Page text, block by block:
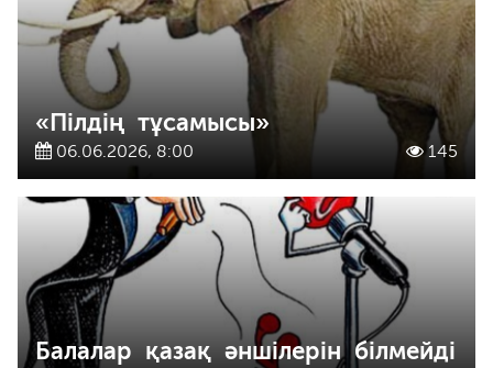
«Пілдің тұсамысы»
06.06.2026, 8:00 145
Балалар қазақ әншілерін білмейді